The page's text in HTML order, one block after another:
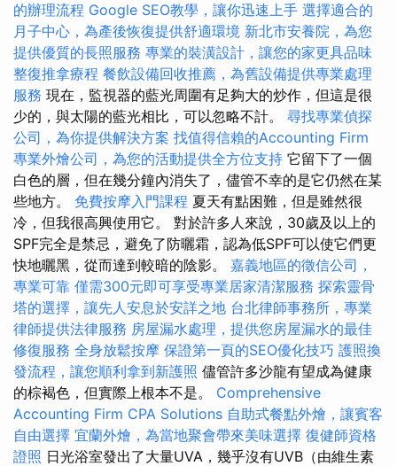
的辦理流程 Google SEO教學，讓你迅速上手 選擇適合的
月子中心，為產後恢復提供舒適環境 新北市安養院，為您
提供優質的長照服務 專業的裝潢設計，讓您的家更具品味
整復推拿療程 餐飲設備回收推薦，為舊設備提供專業處理
服務 現在，監視器的藍光周圍有足夠大的炒作，但這是很
少的，與太陽的藍光相比，可以忽略不計。 尋找專業偵探
公司，為你提供解決方案 找值得信賴的Accounting Firm
專業外燴公司，為您的活動提供全方位支持 它留下了一個
白色的層，但在幾分鐘內消失了，儘管不幸的是它仍然在某
些地方。 免費按摩入門課程 夏天有點困難，但是雖然很
冷，但我很高興使用它。 對於許多人來說，30歲及以上的
SPF完全是禁忌，避免了防曬霜，認為低SPF可以使它們更
快地曬黑，從而達到較暗的陰影。 嘉義地區的徵信公司，
專業可靠 僅需300元即可享受專業居家清潔服務 探索靈骨
塔的選擇，讓先人安息於安詳之地 台北律師事務所，專業
律師提供法律服務 房屋漏水處理，提供您房屋漏水的最佳
修復服務 全身放鬆按摩 保證第一頁的SEO優化技巧 護照換
發流程，讓您順利拿到新護照 儘管許多沙龍有望成為健康
的棕褐色，但實際上根本不是。 Comprehensive
Accounting Firm CPA Solutions 自助式餐點外燴，讓賓客
自由選擇 宜蘭外燴，為當地聚會帶來美味選擇 復健師資格
證照 日光浴室發出了大量UVA，幾乎沒有UVB（由維生素